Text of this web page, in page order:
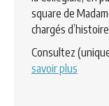
square de
chargés
Consultez
savoir plus